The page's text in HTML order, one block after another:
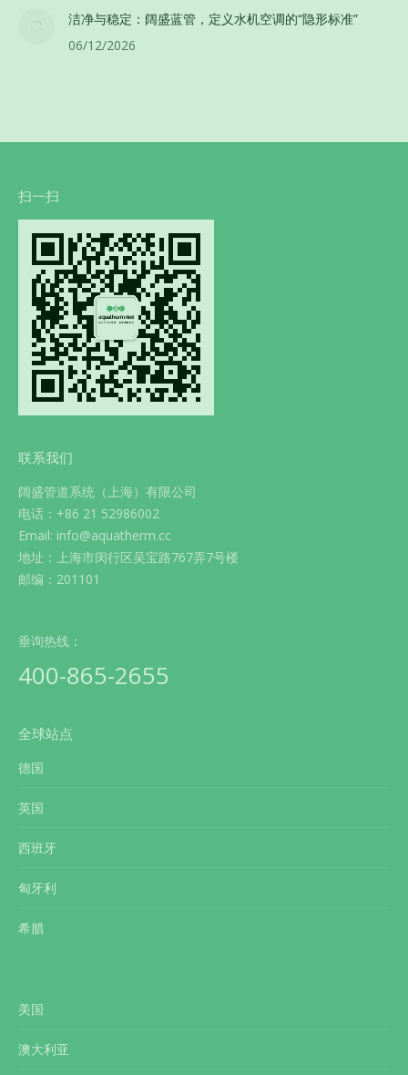
洁净与稳定：阔盛蓝管，定义水机空调的“隐形标准”
06/12/2026
扫一扫
联系我们
阔盛管道系统（上海）有限公司
电话：+86 21 52986002
Email: info@aquatherm.cc
地址：上海市闵行区吴宝路767弄7号楼
邮编：201101
垂询热线：
400-865-2655
全球站点
德国
英国
西班牙
匈牙利
希腊
美国
澳大利亚